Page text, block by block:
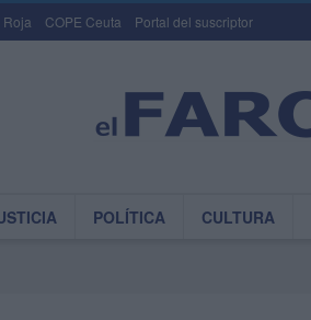
Roja COPE Ceuta Portal del suscriptor
POLÍTICA CULTURA